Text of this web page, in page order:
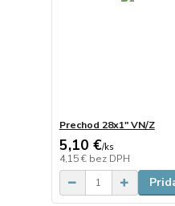
Prechod 28x1" VN/Z
5,10 €/ks
4,15 € bez DPH